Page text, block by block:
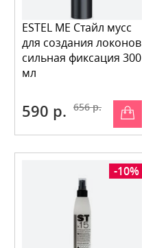
ESTEL ME Стайл мусс
для создания локонов
сильная фиксация 300
мл
590 р. 656 р.
-10%